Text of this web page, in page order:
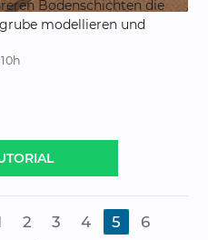
Bodenschichten die
modellieren und
2 3 4 5 6